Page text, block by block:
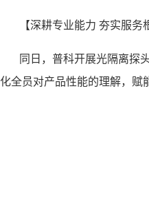
【深耕专业能力 夯实服务
同日，普科开展光隔离探
化全员对产品性能的理解，赋